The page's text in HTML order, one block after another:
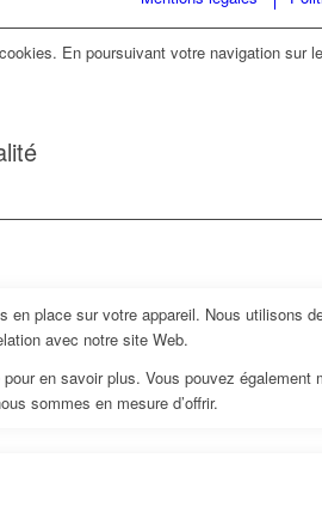
En poursuivant votre navigation sur
en place sur votre appareil. Nous
avec notre site Web.
en savoir plus. Vous pouvez
sommes en mesure d’offrir.